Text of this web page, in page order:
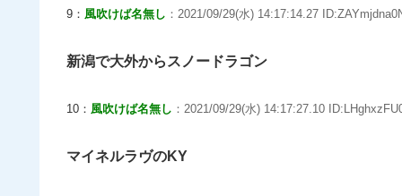
9： 風吹けば名無し ：2021/09/29(水) 14:17:14.27
新潟で大外からスノードラゴン
10： 風吹けば名無し ：2021/09/29(水) 14:17:27.10
マイネルラヴのKY